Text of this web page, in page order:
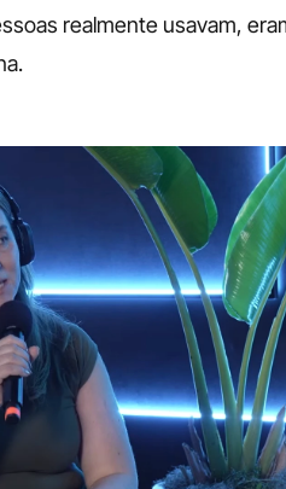
realmente usavam,